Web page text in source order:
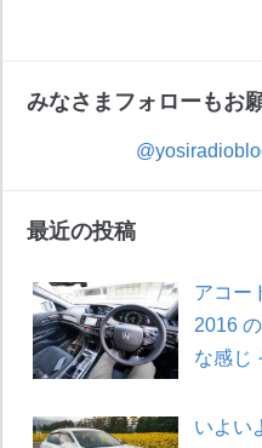
みなさまフォローもお
最近の投稿
アコー
2016
な感じ
いよい